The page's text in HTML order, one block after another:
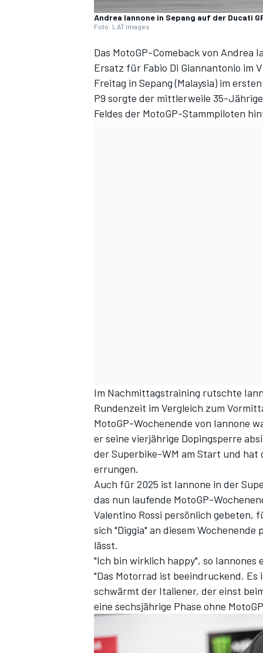
Andrea Iannone in Sepang auf der Ducati
Foto: LAT Images
Das MotoGP-Comeback von
Ersatz für Fabio Di Giannantonio im
Freitag in Sepang (Malaysia) im
P9 sorgte der mittlerweile 35-
Feldes der MotoGP-Stammpiloten
Im Nachmittagstraining rutschte
Rundenzeit im Vergleich zum
MotoGP-Wochenende von Iannone
er seine vierjährige Dopingsperre
der Superbike-WM am Start und hat
errungen.
Auch für 2025 ist Iannone in der
das nun laufende MotoGP-
Valentino Rossi persönlich gebeten,
sich "Diggia" an diesem
lässt.
"Ich bin wirklich happy", so
"Das Motorrad ist beeindruckend.
schwärmt der Italiener, der einst
eine sechsjährige Phase ohne